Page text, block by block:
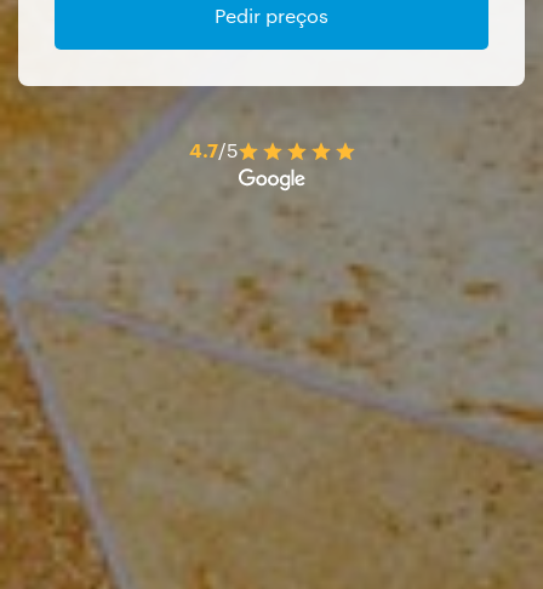
Pedir preços
4.7/5